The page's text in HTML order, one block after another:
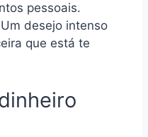
pessoais.
desejo intenso
que está te